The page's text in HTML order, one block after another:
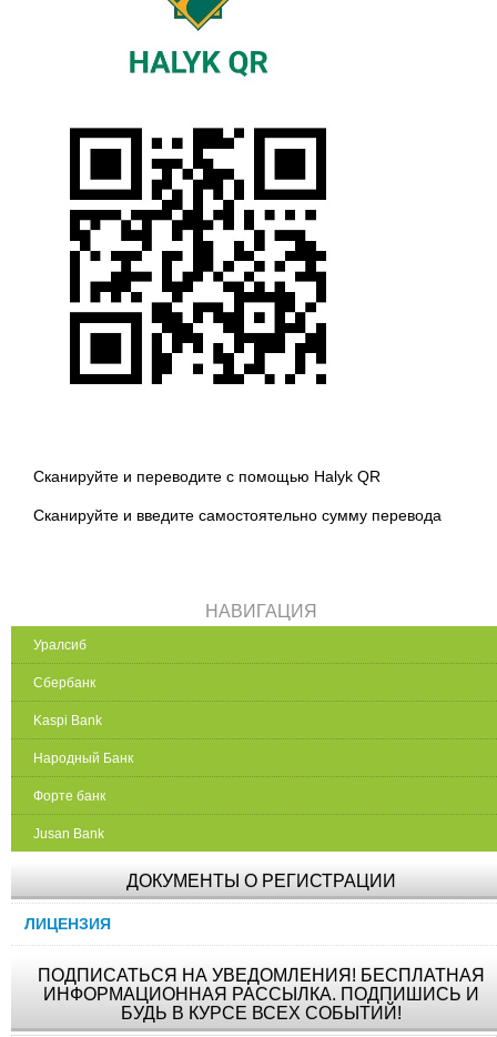
Сканируйте и переводите с помощью Halyk QR
Сканируйте и введите самостоятельно сумму перевода
НАВИГАЦИЯ
Уралсиб
Сбербанк
Kaspi Bank
Народный Банк
Форте банк
Jusan Bank
ДОКУМЕНТЫ О РЕГИСТРАЦИИ
ЛИЦЕНЗИЯ
ПОДПИСАТЬСЯ НА УВЕДОМЛЕНИЯ! БЕСПЛАТНАЯ
ИНФОРМАЦИОННАЯ РАССЫЛКА. ПОДПИШИСЬ И
БУДЬ В КУРСЕ ВСЕХ СОБЫТИЙ!